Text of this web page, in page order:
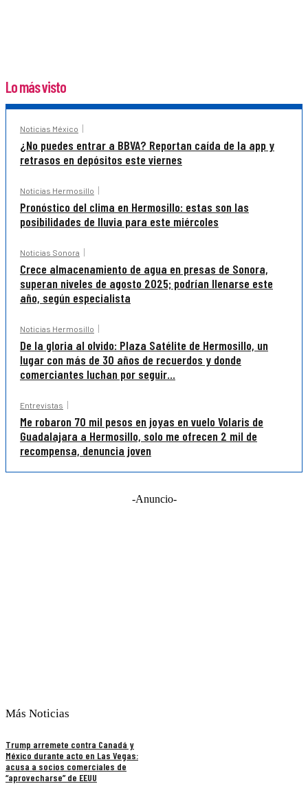
Lo más visto
Noticias México
¿No puedes entrar a BBVA? Reportan caída de la app y
retrasos en depósitos este viernes
Noticias Hermosillo
Pronóstico del clima en Hermosillo: estas son las
posibilidades de lluvia para este miércoles
Noticias Sonora
Crece almacenamiento de agua en presas de Sonora,
superan niveles de agosto 2025; podrían llenarse este
año, según especialista
Noticias Hermosillo
De la gloria al olvido: Plaza Satélite de Hermosillo, un
lugar con más de 30 años de recuerdos y donde
comerciantes luchan por seguir...
Entrevistas
Me robaron 70 mil pesos en joyas en vuelo Volaris de
Guadalajara a Hermosillo, solo me ofrecen 2 mil de
recompensa, denuncia joven
-Anuncio-
Más Noticias
Trump arremete contra Canadá y
México durante acto en Las Vegas:
acusa a socios comerciales de
“aprovecharse” de EEUU